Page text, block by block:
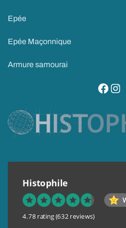
Epée
Epée Maçonnique
Armure samourai
visitez
Histophile
4.78 rating (632 reviews)